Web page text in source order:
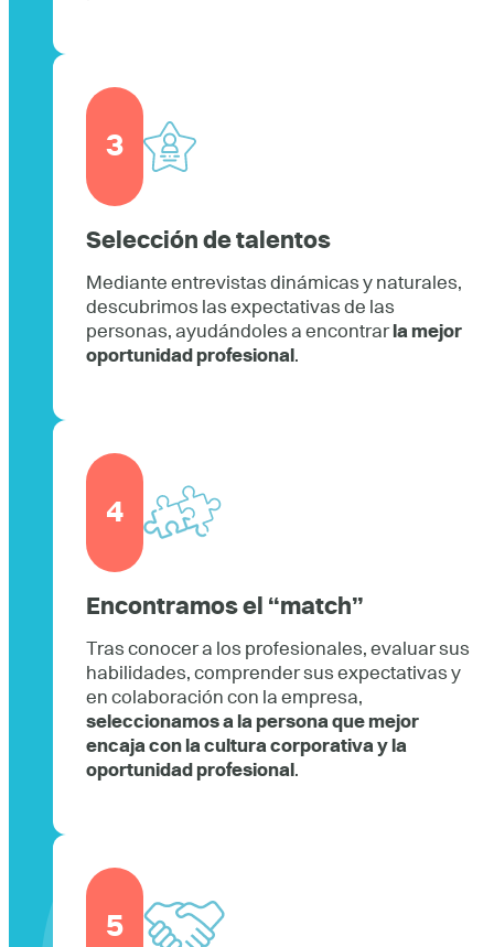
3
Selección de talentos
Mediante entrevistas dinámicas y naturales,
descubrimos las expectativas de las
personas, ayudándoles a encontrar la mejor
oportunidad profesional .
4
Encontramos el “match”
Tras conocer a los profesionales, evaluar sus
habilidades, comprender sus expectativas y
en colaboración con la empresa,
seleccionamos a la persona que mejor
encaja con la cultura corporativa y la
oportunidad profesional .
5